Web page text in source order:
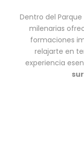
Dentro del
milenarias
formaciones
relajarte en
experiencia